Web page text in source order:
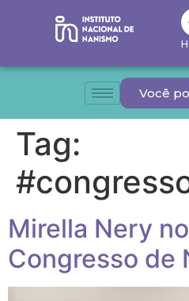
Você
Tag:
Mirella Nery
Congresso de